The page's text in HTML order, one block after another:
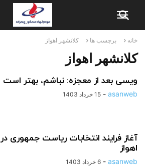
خانه برچسب ها کلانشهر اهواز
کلانشهر اهواز
ویسی بعد از معجزه: نباشم، بهتر است
asanweb
- 15 خرداد 1403
آغاز فرایند انتخابات ریاست جمهوری در
اهواز
asanweb
- 6 خرداد 1403